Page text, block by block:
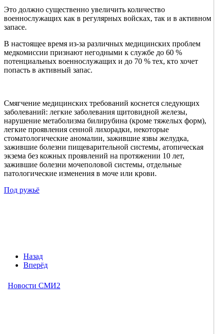
Это должно существенно увеличить количество
военнослужащих как в регулярных войсках, так и в активном
запасе.
В настоящее время из-за различных медицинских проблем
медкомиссии признают негодными к службе до 60 %
потенциальных военнослужащих и до 70 % тех, кто хочет
попасть в активный запас.
Смягчение медицинских требований коснется следующих
заболеваний: легкие заболевания щитовидной железы,
нарушение метаболизма билирубина (кроме тяжелых форм),
легкие проявления сенной лихорадки, некоторые
стоматологические аномалии, зажившие язвы желудка,
зажившие болезни пищеварительной системы, атопическая
экзема без кожных проявлений на протяжении 10 лет,
зажившие болезни мочеполовой системы, отдельные
патологические изменения в моче или крови.
Под ружьё
Назад
Вперёд